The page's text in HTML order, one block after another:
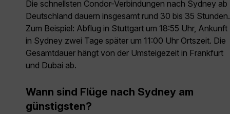
Die schnellsten Condor-Verbindungen nach Sydney ab
Deutschland dauern insgesamt rund 30 bis 35 Stunden.
Zum Beispiel: Abflug in Stuttgart um 18:55 Uhr, Ankunft
in Sydney zwei Tage später um 11:00 Uhr Ortszeit. Die
Gesamtdauer hängt von der Umsteigezeit in Frankfurt
und Dubai ab.
Wann sind Flüge nach Sydney am
günstigsten?